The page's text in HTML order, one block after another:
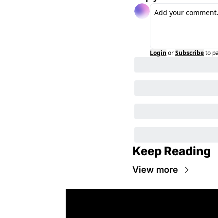
Login orSubscribeto
Keep Reading
View more